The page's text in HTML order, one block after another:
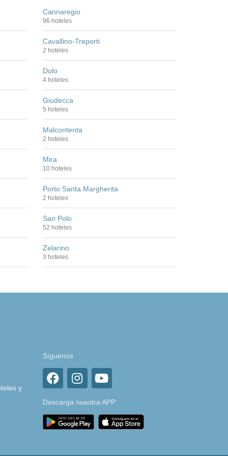
Cannaregio
96 hoteles
Cavallino-Treporti
2 hoteles
Dolo
4 hoteles
Giudecca
5 hoteles
Malcontenta
2 hoteles
Mira
10 hoteles
Porto Santa Margherita
2 hoteles
San Polo
52 hoteles
Zelarino
3 hoteles
y
Síguenos
Descarga nuestra APP